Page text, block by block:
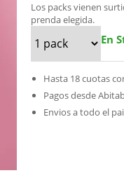
Los packs vienen
prenda elegida.
En
Hasta 18 cuotas
Pagos desde
Envios a todo el